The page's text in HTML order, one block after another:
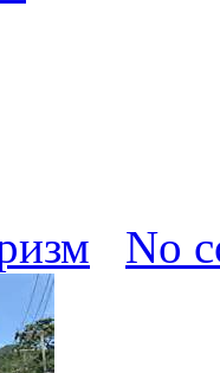
No